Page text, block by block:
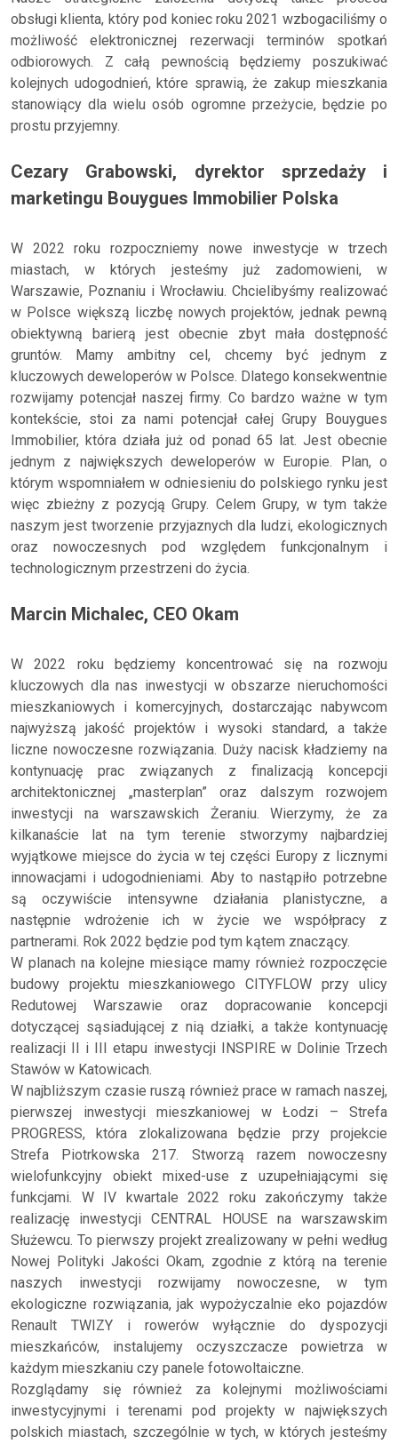
obsługi klienta, który pod koniec roku 2021 wzbogaciliśmy o
możliwość elektronicznej rezerwacji terminów spotkań
odbiorowych. Z całą pewnością będziemy poszukiwać
kolejnych udogodnień, które sprawią, że zakup mieszkania
stanowiący dla wielu osób ogromne przeżycie, będzie po
prostu przyjemny.
Cezary Grabowski, dyrektor sprzedaży i
marketingu Bouygues Immobilier Polska
W 2022 roku rozpoczniemy nowe inwestycje w trzech
miastach, w których jesteśmy już zadomowieni, w
Warszawie, Poznaniu i Wrocławiu. Chcielibyśmy realizować
w Polsce większą liczbę nowych projektów, jednak pewną
obiektywną barierą jest obecnie zbyt mała dostępność
gruntów. Mamy ambitny cel, chcemy być jednym z
kluczowych deweloperów w Polsce. Dlatego konsekwentnie
rozwijamy potencjał naszej firmy. Co bardzo ważne w tym
kontekście, stoi za nami potencjał całej Grupy Bouygues
Immobilier, która działa już od ponad 65 lat. Jest obecnie
jednym z największych deweloperów w Europie. Plan, o
którym wspomniałem w odniesieniu do polskiego rynku jest
więc zbieżny z pozycją Grupy. Celem Grupy, w tym także
naszym jest tworzenie przyjaznych dla ludzi, ekologicznych
oraz nowoczesnych pod względem funkcjonalnym i
technologicznym przestrzeni do życia.
Marcin Michalec, CEO Okam
W 2022 roku będziemy koncentrować się na rozwoju
kluczowych dla nas inwestycji w obszarze nieruchomości
mieszkaniowych i komercyjnych, dostarczając nabywcom
najwyższą jakość projektów i wysoki standard, a także
liczne nowoczesne rozwiązania. Duży nacisk kładziemy na
kontynuację prac związanych z finalizacją koncepcji
architektonicznej „masterplan” oraz dalszym rozwojem
inwestycji na warszawskich Żeraniu. Wierzymy, że za
kilkanaście lat na tym terenie stworzymy najbardziej
wyjątkowe miejsce do życia w tej części Europy z licznymi
innowacjami i udogodnieniami. Aby to nastąpiło potrzebne
są oczywiście intensywne działania planistyczne, a
następnie wdrożenie ich w życie we współpracy z
partnerami. Rok 2022 będzie pod tym kątem znaczący.
W planach na kolejne miesiące mamy również rozpoczęcie
budowy projektu mieszkaniowego CITYFLOW przy ulicy
Redutowej Warszawie oraz dopracowanie koncepcji
dotyczącej sąsiadującej z nią działki, a także kontynuację
realizacji II i III etapu inwestycji INSPIRE w Dolinie Trzech
Stawów w Katowicach.
W najbliższym czasie ruszą również prace w ramach naszej,
pierwszej inwestycji mieszkaniowej w Łodzi – Strefa
PROGRESS, która zlokalizowana będzie przy projekcie
Strefa Piotrkowska 217. Stworzą razem nowoczesny
wielofunkcyjny obiekt mixed-use z uzupełniającymi się
funkcjami. W IV kwartale 2022 roku zakończymy także
realizację inwestycji CENTRAL HOUSE na warszawskim
Służewcu. To pierwszy projekt zrealizowany w pełni według
Nowej Polityki Jakości Okam, zgodnie z którą na terenie
naszych inwestycji rozwijamy nowoczesne, w tym
ekologiczne rozwiązania, jak wypożyczalnie eko pojazdów
Renault TWIZY i rowerów wyłącznie do dyspozycji
mieszkańców, instalujemy oczyszczacze powietrza w
każdym mieszkaniu czy panele fotowoltaiczne.
Rozglądamy się również za kolejnymi możliwościami
inwestycyjnymi i terenami pod projekty w największych
polskich miastach, szczególnie w tych, w których jesteśmy